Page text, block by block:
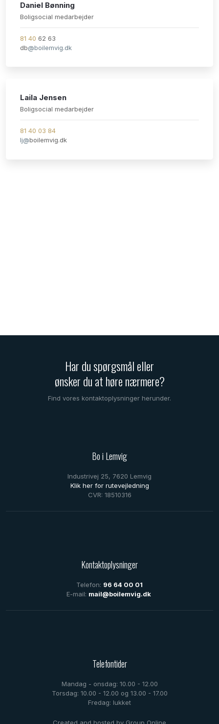
Daniel Bønning
​Boligsocial medarbejder
81 4062 63
​db@boilemvig.dk
Laila Jensen
​Boligsocial medarbejder
81 40 03 84
lj@boilemvig.dk
Har du spørgsmål eller
​ønsker du at høre nærmere?
Find vores kontaktoplysninger herunder.
Bo i Lemvig
Industrivej 25, 7620 Lemvig
Klik her for rutevejledning
CVR: 18510316
Kontaktoplysninger
Telefon: 96 64 00 01
E-mail: mail@boilemvig.dk
Telefontider
Mandag - onsdag: 10.00 - 12.00
Torsdag: 10.00 - 12.00 og 13.00 - 17.00
Fredag: lukket